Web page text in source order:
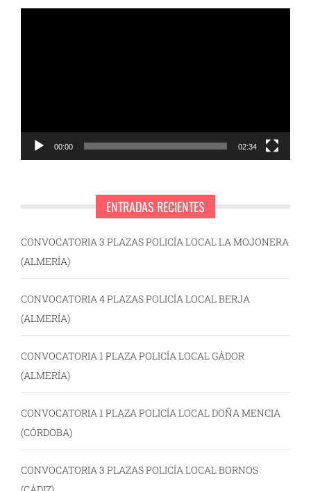
00:00 02:34
ENTRADAS RECIENTES
CONVOCATORIA 3 PLAZAS POLICÍA LOCAL LA MOJONERA
(ALMERÍA)
CONVOCATORIA 4 PLAZAS POLICÍA LOCAL BERJA
(ALMERÍA)
CONVOCATORIA 1 PLAZA POLICÍA LOCAL GÁDOR
(ALMERÍA)
CONVOCATORIA 1 PLAZA POLICÍA LOCAL DOÑA MENCIA
(CÓRDOBA)
CONVOCATORIA 3 PLAZAS POLICÍA LOCAL BORNOS